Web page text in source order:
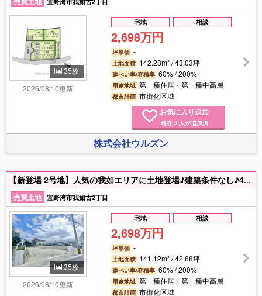
35枚
2026/08/10更新
宅地 相談
2,698万円
坪単価 -
土地面積 142.28m² / 43.03坪
建ぺい率/容積率 60% / 200%
用途地域 第一種住居・第一種中高層
都市計画 市街化区域
お気に入り追加
現在 4人が追加済
株式会社ウルズン
【新登場 2号地】人気の我如エリアに土地登場♪建築条件なし♪4区画分譲・早くも残り3区画♪西原ICまで車で約5分♪小学校・中学校徒歩圏内♪周辺には飲食店や商業施設も充実♪交通アクセス良好♪子育て中のご家庭やセカンドライフを楽しみたい方にもおすすめです♪ ご予算やライフスタイルに合わせたご提案が可能です♪ 駐車スペースも確保しやすく、お車をお持ちの方も安心です♪土日祝・平日夜もご案内可能！有資格スタッフが住宅ローンや購入の流れまで丁寧にサポート♪「買いたい」「売りたい」もお気軽に【ウルズン】へご相談ください♪
売買土地 宜野湾市我如古2丁目
35枚
2026/08/10更新
宅地 相談
2,698万円
坪単価 -
土地面積 141.12m² / 42.68坪
建ぺい率/容積率 60% / 200%
用途地域 第一種住居・第一種中高層
都市計画 市街化区域